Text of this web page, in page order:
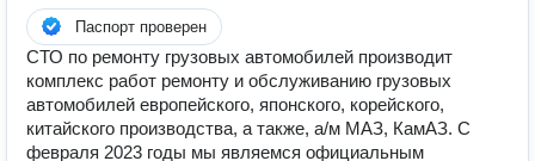
Паспорт проверен
СТО по ремонту грузовых автомобилей производит
комплекс работ ремонту и обслуживанию грузовых
автомобилей европейского, японского, корейского,
китайского производства, а также, а/м МАЗ, КамАЗ. С
февраля 2023 годы мы являемся официальным